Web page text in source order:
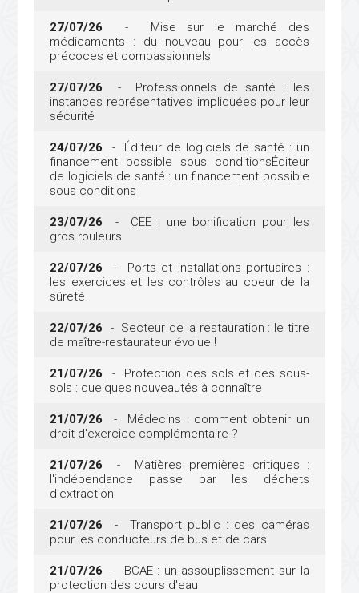
27/07/26 - Mise sur le marché des
médicaments : du nouveau pour les accès
précoces et compassionnels
27/07/26 - Professionnels de santé : les
instances représentatives impliquées pour leur
sécurité
24/07/26 - Éditeur de logiciels de santé : un
financement possible sous conditionsÉditeur
de logiciels de santé : un financement possible
sous conditions
23/07/26 - CEE : une bonification pour les
gros rouleurs
22/07/26 - Ports et installations portuaires :
les exercices et les contrôles au coeur de la
sûreté
22/07/26 - Secteur de la restauration : le titre
de maître-restaurateur évolue !
21/07/26 - Protection des sols et des sous-
sols : quelques nouveautés à connaître
21/07/26 - Médecins : comment obtenir un
droit d'exercice complémentaire ?
21/07/26 - Matières premières critiques :
l'indépendance passe par les déchets
d'extraction
21/07/26 - Transport public : des caméras
pour les conducteurs de bus et de cars
21/07/26 - BCAE : un assouplissement sur la
protection des cours d'eau